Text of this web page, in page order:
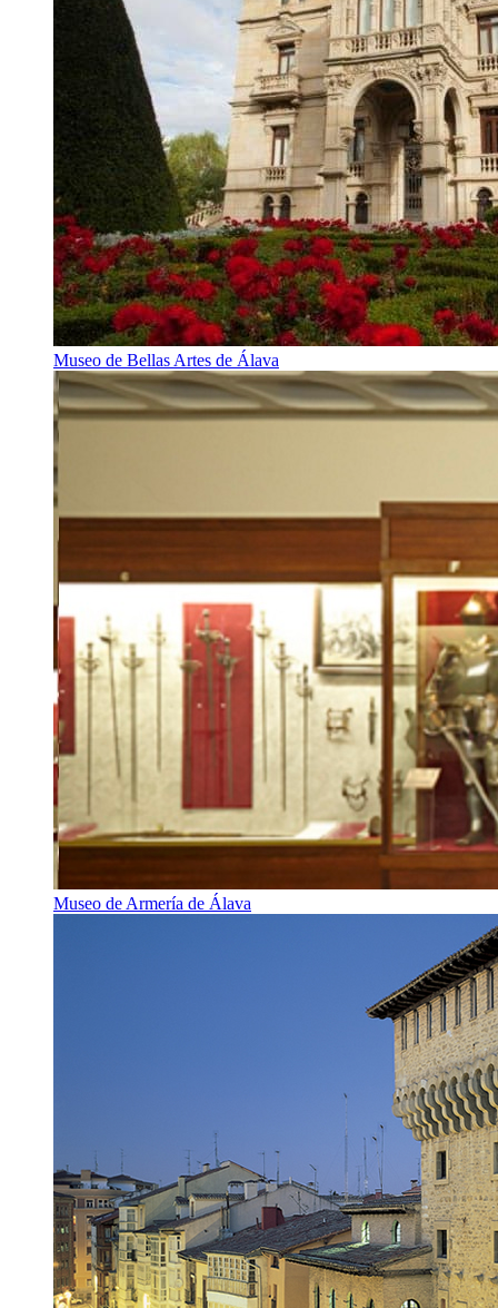
Museo de Bellas Artes de Álava
Museo de Armería de Álava